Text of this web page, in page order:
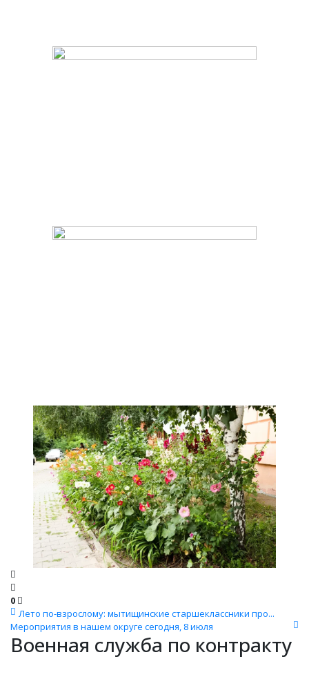
0
Лето по-взрослому: мытищинские старшеклассники про...
Мероприятия в нашем округе сегодня, 8 июля
Военная служба по контракту